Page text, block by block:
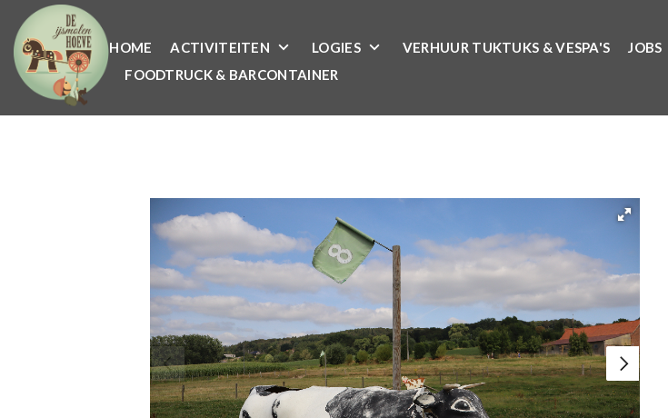
HOME ACTIVITEITEN LOGIES VERHUUR TUKTUKS & VESPA'S JOBS
FOODTRUCK & BARCONTAINER